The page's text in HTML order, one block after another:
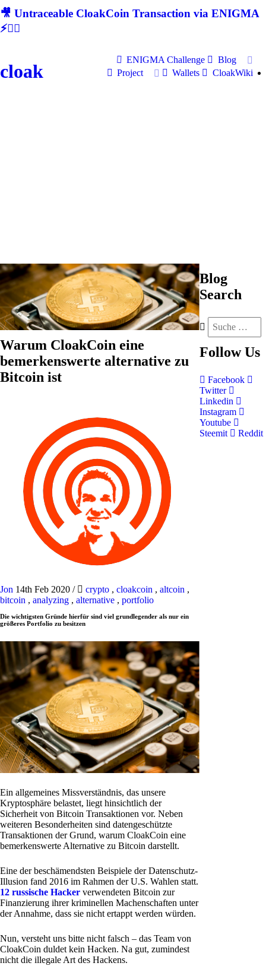
🎥 Untraceable CloakCoin Transaction via ENIGMA
⚡🕵‍♂
cloak
ENIGMA Challenge
Blog
Project
Wallets CloakWiki
Warum CloakCoin eine
bemerkenswerte alternative zu
Bitcoin ist
Jon 14th Feb 2020 / crypto , cloakcoin , altcoin ,
bitcoin , analyzing , alternative , portfolio
Die wichtigsten Gründe hierfür sind viel grundlegender als nur ein
größeres Portfolio zu besitzen
Ein allgemeines Missverständnis, das unsere
Kryptosphäre belastet, liegt hinsichtlich der
Sicherheit von Bitcoin Transaktionen vor. Neben
weiteren Besonderheiten sind datengeschützte
Transaktionen der Grund, warum CloakCoin eine
bemerkenswerte Alternative zu Bitcoin darstellt.
Eine der beschämendsten Beispiele der Datenschutz-
Illusion fand 2016 im Rahmen der U.S. Wahlen statt.
12 russische Hacker verwendeten Bitcoin zur
Finanzierung ihrer kriminellen Machenschaften unter
der Annahme, dass sie nicht ertappt werden würden.
Nun, versteht uns bitte nicht falsch – das Team von
CloakCoin duldet kein Hacken. Na gut, zumindest
nicht die illegale Art des Hackens.
Blog
Search
Follow Us
Facebook
Twitter
Linkedin
Instagram
Youtube
Steemit
Reddit